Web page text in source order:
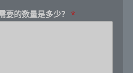
要的数量是多少？ *